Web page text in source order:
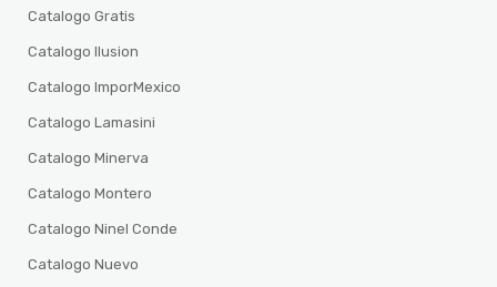
Catalogo Gratis
Catalogo Ilusion
Catalogo ImporMexico
Catalogo Lamasini
Catalogo Minerva
Catalogo Montero
Catalogo Ninel Conde
Catalogo Nuevo